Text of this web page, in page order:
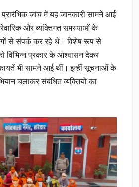
जांच में यह जानकारी सामने आई
और व्यक्तिगत समस्याओं के
से संपर्क कर रहे थे। विशेष रूप से
विभिन्न प्रकार के आश्वासन देकर
भी सामने आई थीं। इन्हीं सूचनाओं के
चलाकर संबंधित व्यक्तियों का